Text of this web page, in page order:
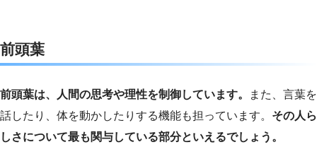
前頭葉
前頭葉は、人間の思考や理性を制御しています。
また、言葉を
話したり、体を動かしたりする機能も担っています。 その人ら
しさについて最も関与している部分といえるでしょう。